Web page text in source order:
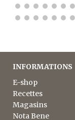
E-shop
Magasins
Nota Bene
Presse